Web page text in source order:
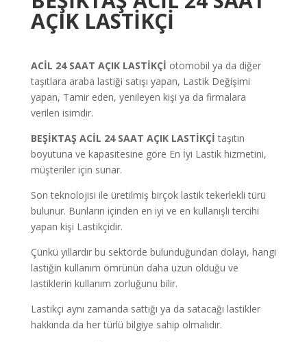
AÇIK LASTİKÇİ
ACİL 24 SAAT AÇIK LASTİKÇİ otomobil ya da diğer
taşıtlara araba lastiği satışı yapan, Lastik Değişimi
yapan, Tamir eden, yenileyen kişi ya da firmalara
verilen isimdir.
BEŞİKTAŞ ACİL 24 SAAT AÇIK LASTİKÇİtaşıtın
boyutuna ve kapasitesine göre En İyi Lastik hizmetini,
müşteriler için sunar.
Son teknolojisi ile üretilmiş birçok lastik tekerlekli türü
bulunur. Bunların içinden en iyi ve en kullanışlı tercihi
yapan kişi Lastikçidir.
Çünkü yıllardır bu sektörde bulunduğundan dolayı, hangi
lastiğin kullanım ömrünün daha uzun olduğu ve
lastiklerin kullanım zorluğunu bilir.
Lastikçi aynı zamanda sattığı ya da satacağı lastikler
hakkında da her türlü bilgiye sahip olmalıdır.